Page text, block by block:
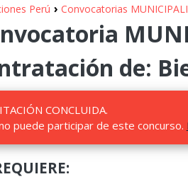
Perú › Convocatorias
de:
CONCLUIDA.
puede participar de este concurso.